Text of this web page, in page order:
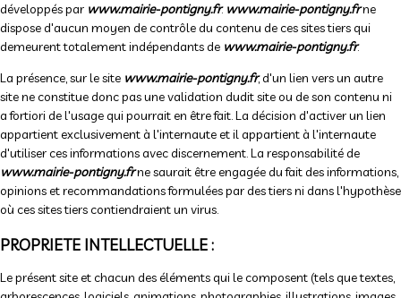
développés par www.mairie-pontigny.fr. www.mairie-pontigny.frne
dispose d'aucun moyen de contrôle du contenu de ces sites tiers qui
demeurent totalement indépendants de www.mairie-pontigny.fr.
La présence, sur le site www.mairie-pontigny.fr, d'un lien vers un autre
site ne constitue donc pas une validation dudit site ou de son contenu ni
a fortiori de l'usage qui pourrait en être fait. La décision d'activer un lien
appartient exclusivement à l'internaute et il appartient à l'internaute
d'utiliser ces informations avec discernement. La responsabilité de
www.mairie-pontigny.frne saurait être engagée du fait des informations,
opinions et recommandations formulées par des tiers ni dans l'hypothèse
où ces sites tiers contiendraient un virus.
PROPRIETE INTELLECTUELLE :
Le présent site et chacun des éléments qui le composent (tels que textes,